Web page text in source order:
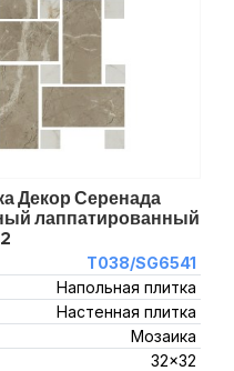
Декор Серенада
лаппатированный
T038/SG6541
Напольная плитка
Настенная плитка
Мозаика
32x32